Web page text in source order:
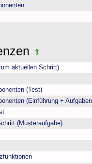
aktuellen Schritt)
(Test)
(Einführung +
(Musteraufgabe)